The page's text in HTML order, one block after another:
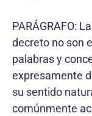
PARÁGRAFO:
decreto no son
palabras y
expresamente
su sentido
comúnmente